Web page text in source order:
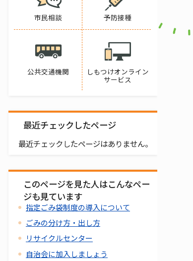
市民相談 予防接種
公共交通機関
しもつけオンライン
サービス
最近チェックしたページ
最近チェックしたページはありません。
このページを見た人はこんなペー
ジも見ています
指定ごみ袋制度の導入について
ごみの分け方・出し方
リサイクルセンター
自治会に加入しましょう